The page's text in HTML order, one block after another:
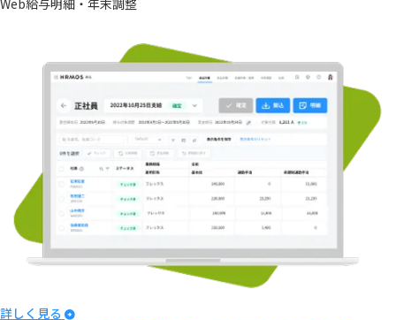
Web給与明細・年末調整
詳しく見る